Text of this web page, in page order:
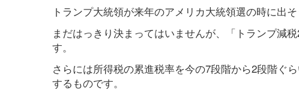
トランプ大統領が来年のアメリカ大統領選の時に出
まだはっきり決まってはいませんが、「トランプ減
す。
さらには所得税の累進税率を今の7段階から2段階ぐ
するものです。